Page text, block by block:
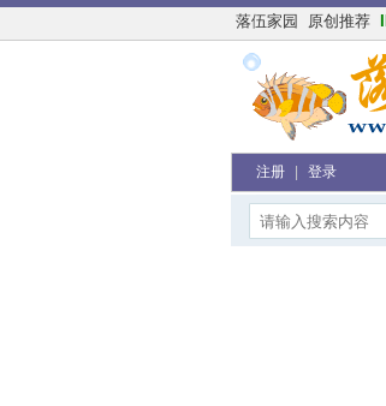
落伍家园 原创推荐
注册 登录